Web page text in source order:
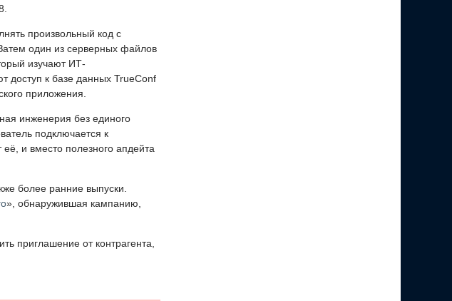
произвольный код с
один из серверных файлов
изучают ИТ-
доступ к базе данных TrueConf
приложения.
инженерия без единого
подключается к
и вместо полезного апдейта
более ранние выпуски.
», обнаружившая кампанию,
приглашение от контрагента,